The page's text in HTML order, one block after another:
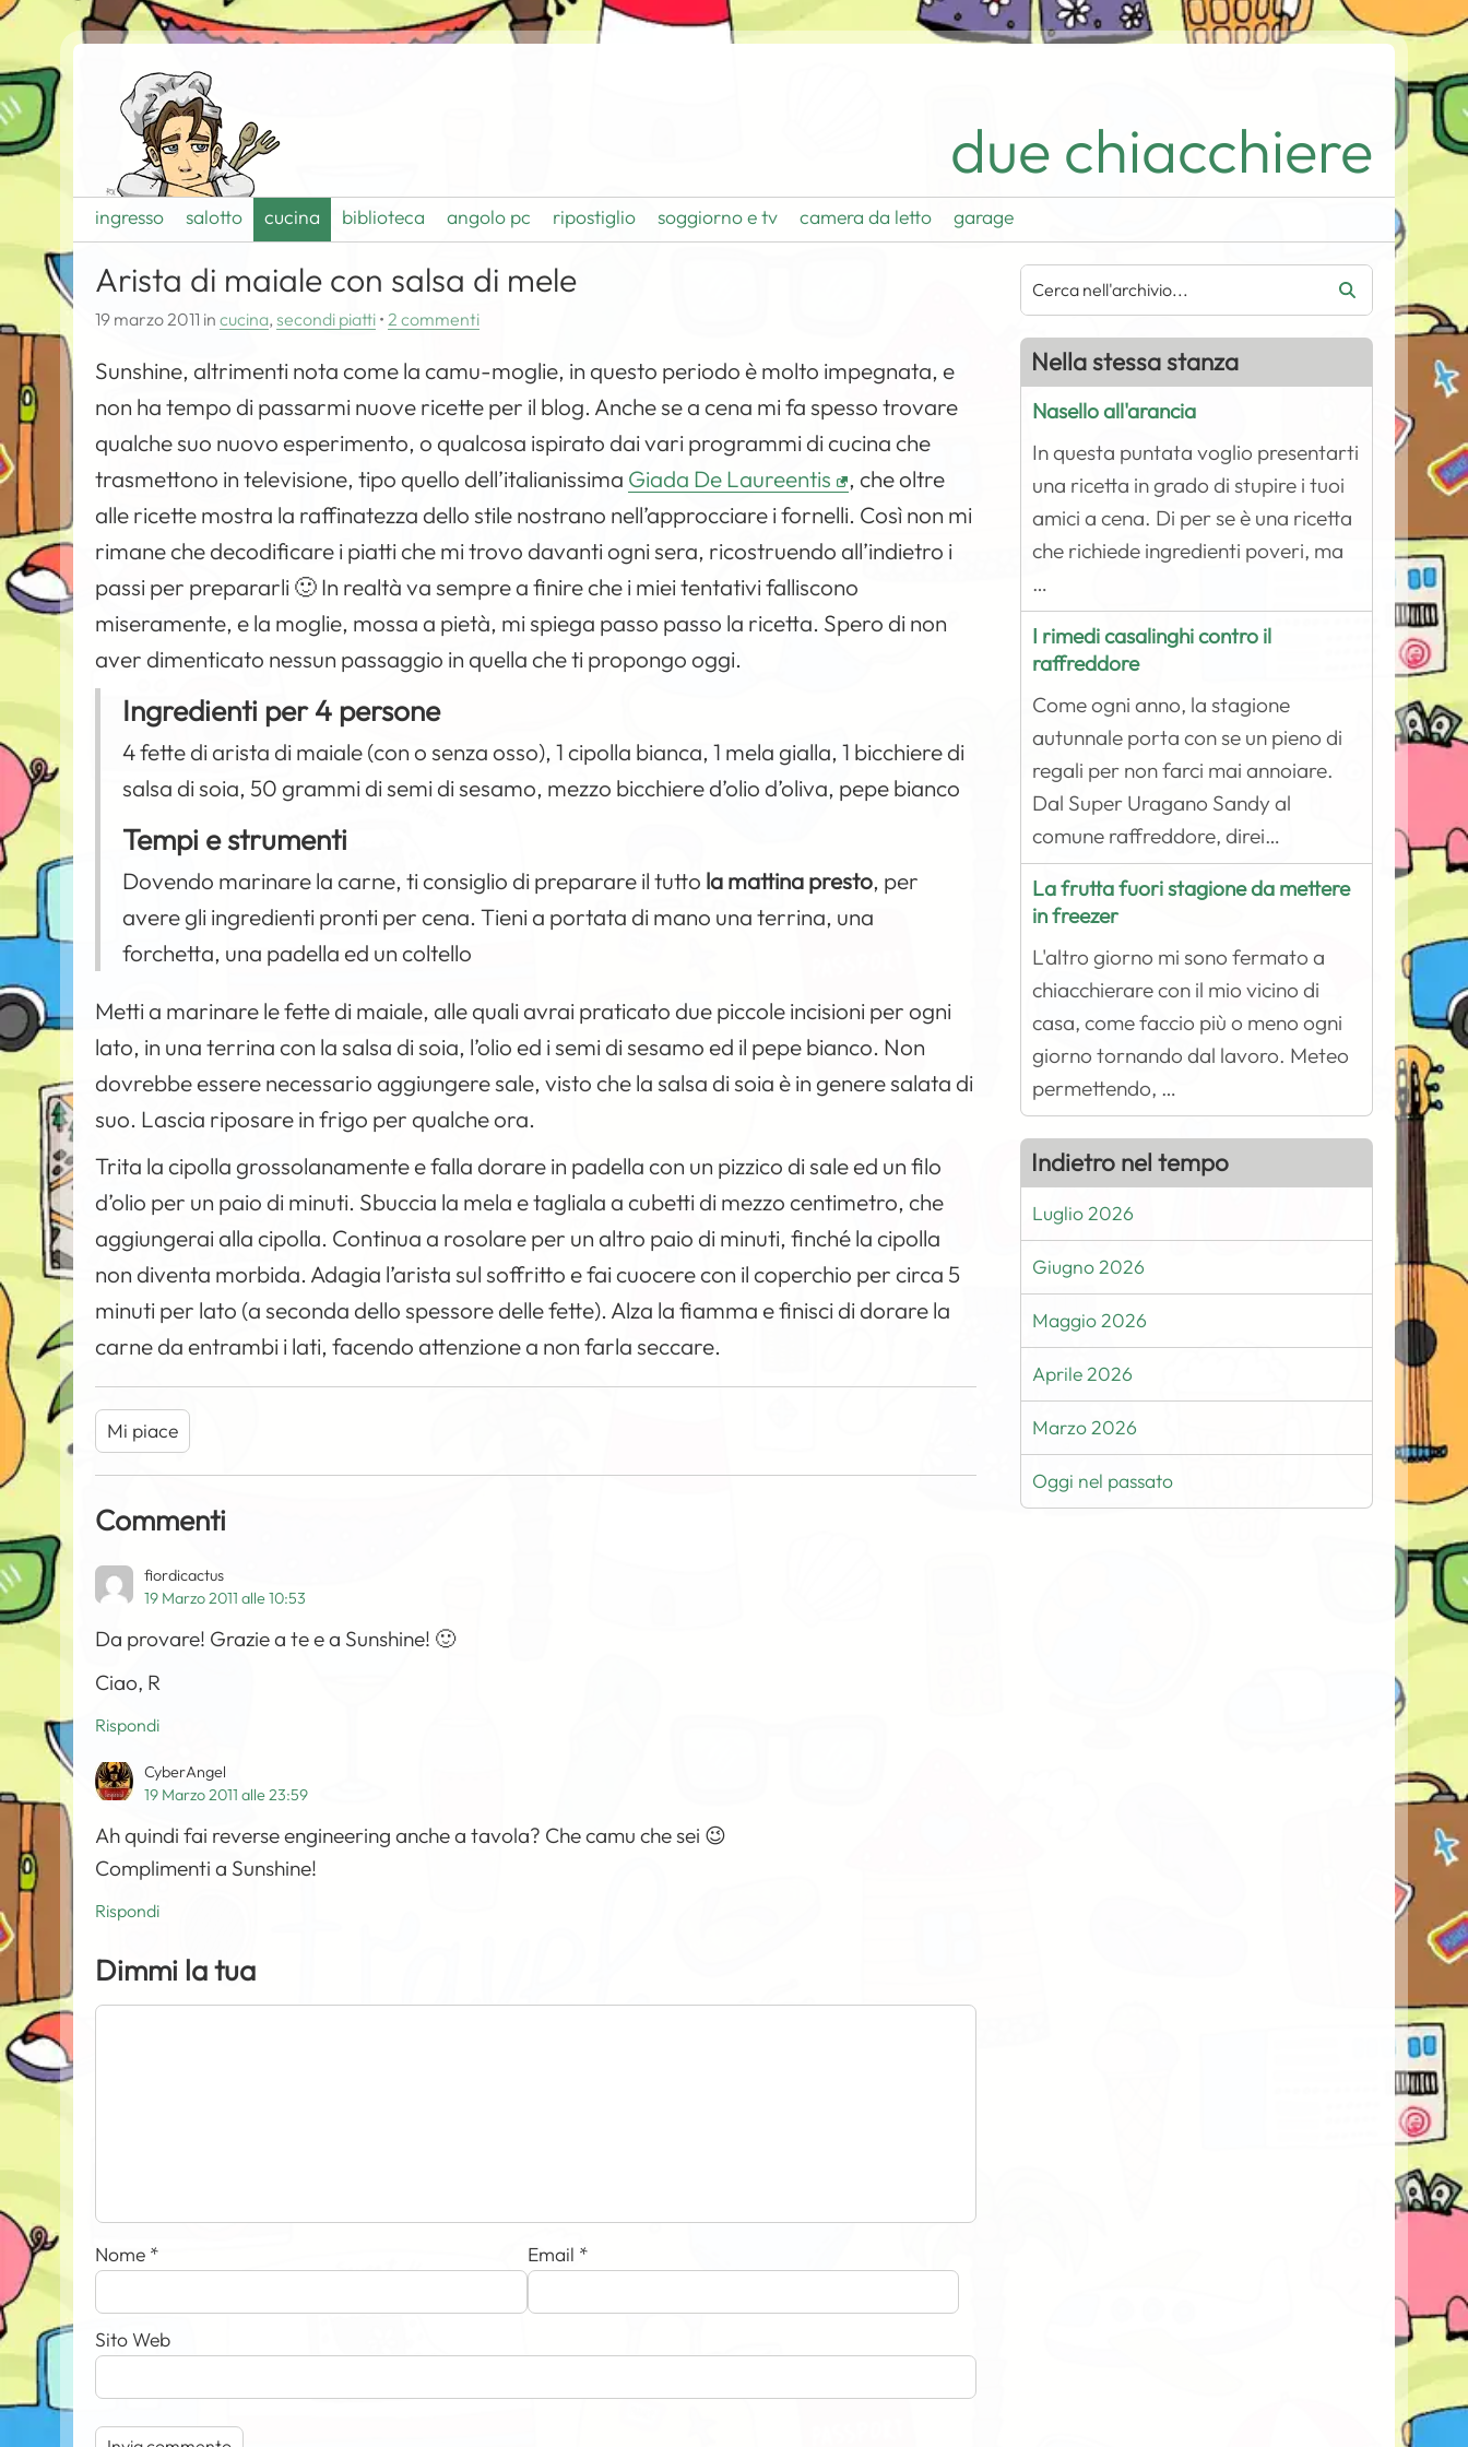
due chiacchiere
ingresso salotto cucina biblioteca angolo pc ripostiglio soggiorno e tv camera da letto garage
Arista di maiale con salsa di mele
19 marzo 2011 incucina,secondi piatti • 2 commenti
Sunshine, altrimenti nota come la camu-moglie, in questo periodo è molto impegnata, e
non ha tempo di passarmi nuove ricette per il blog. Anche se a cena mi fa spesso trovare
qualche suo nuovo esperimento, o qualcosa ispirato dai vari programmi di cucina che
trasmettono in televisione, tipo quello dell’italianissima Giada De Laureentis
, che oltre
alle ricette mostra la raffinatezza dello stile nostrano nell’approcciare i fornelli. Così non mi
rimane che decodificare i piatti che mi trovo davanti ogni sera, ricostruendo all’indietro i
passi per prepararli 🙂 In realtà va sempre a finire che i miei tentativi falliscono
miseramente, e la moglie, mossa a pietà, mi spiega passo passo la ricetta. Spero di non
aver dimenticato nessun passaggio in quella che ti propongo oggi.
Ingredienti per 4 persone
4 fette di arista di maiale (con o senza osso), 1 cipolla bianca, 1 mela gialla, 1 bicchiere di
salsa di soia, 50 grammi di semi di sesamo, mezzo bicchiere d’olio d’oliva, pepe bianco
Tempi e strumenti
Dovendo marinare la carne, ti consiglio di preparare il tutto la mattina presto, per
avere gli ingredienti pronti per cena. Tieni a portata di mano una terrina, una
forchetta, una padella ed un coltello
Metti a marinare le fette di maiale, alle quali avrai praticato due piccole incisioni per ogni
lato, in una terrina con la salsa di soia, l’olio ed i semi di sesamo ed il pepe bianco. Non
dovrebbe essere necessario aggiungere sale, visto che la salsa di soia è in genere salata di
suo. Lascia riposare in frigo per qualche ora.
Trita la cipolla grossolanamente e falla dorare in padella con un pizzico di sale ed un filo
d’olio per un paio di minuti. Sbuccia la mela e tagliala a cubetti di mezzo centimetro, che
aggiungerai alla cipolla. Continua a rosolare per un altro paio di minuti, finché la cipolla
non diventa morbida. Adagia l’arista sul soffritto e fai cuocere con il coperchio per circa 5
minuti per lato (a seconda dello spessore delle fette). Alza la fiamma e finisci di dorare la
carne da entrambi i lati, facendo attenzione a non farla seccare.
Mi piace
Commenti
fiordicactus
19 Marzo 2011 alle 10:53
Da provare! Grazie a te e a Sunshine! 🙂
Ciao, R
Rispondi
CyberAngel
19 Marzo 2011 alle 23:59
Ah quindi fai reverse engineering anche a tavola? Che camu che sei 😉
Complimenti a Sunshine!
Rispondi
Dimmi la tua
Nome * Email *
Sito Web
Nella stessa stanza
Nasello all'arancia
In questa puntata voglio presentarti
una ricetta in grado di stupire i tuoi
amici a cena. Di per se è una ricetta
che richiede ingredienti poveri, ma
…
I rimedi casalinghi contro il
raffreddore
Come ogni anno, la stagione
autunnale porta con se un pieno di
regali per non farci mai annoiare.
Dal Super Uragano Sandy al
comune raffreddore, direi…
La frutta fuori stagione da mettere
in freezer
L'altro giorno mi sono fermato a
chiacchierare con il mio vicino di
casa, come faccio più o meno ogni
giorno tornando dal lavoro. Meteo
permettendo, …
Indietro nel tempo
Luglio 2026
Giugno 2026
Maggio 2026
Aprile 2026
Marzo 2026
Oggi nel passato